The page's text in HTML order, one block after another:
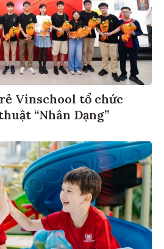
Vinschool tổ chức
“Nhân Dạng”